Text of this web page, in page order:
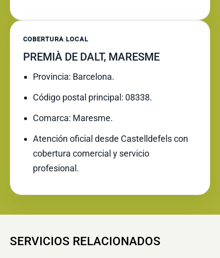
COBERTURA LOCAL
PREMIÀ DE DALT, MARESME
Provincia: Barcelona.
Código postal principal: 08338.
Comarca: Maresme.
Atención oficial desde Castelldefels con
cobertura comercial y servicio
profesional.
SERVICIOS RELACIONADOS